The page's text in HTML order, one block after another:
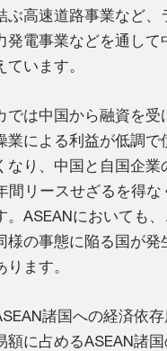
ぶ高速道路事業など、
発電事業などを通して
います。
では中国から融資を受
業による利益が低調で
なり、中国と自国企業
間リースせざるを得な
。ASEANにおいても
様の事態に陥る国が発
ます。
諸国への経済依
額に占めるASEAN諸